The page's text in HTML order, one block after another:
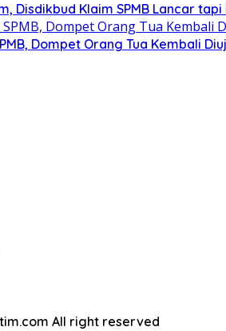
Disdikbud Klaim SPMB Lancar
Dompet Orang Tua Kembali
All right reserved